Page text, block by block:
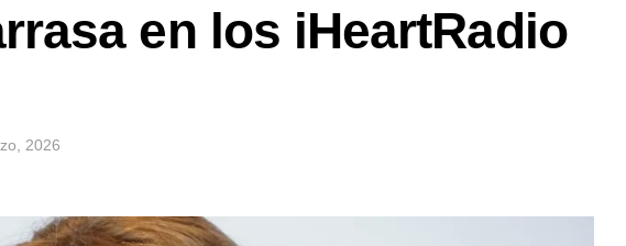
en los iHeartRadio
2026